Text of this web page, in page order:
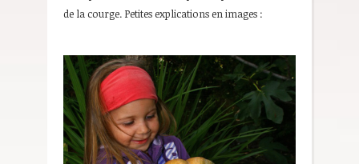
de la courge. Petites explications en images :